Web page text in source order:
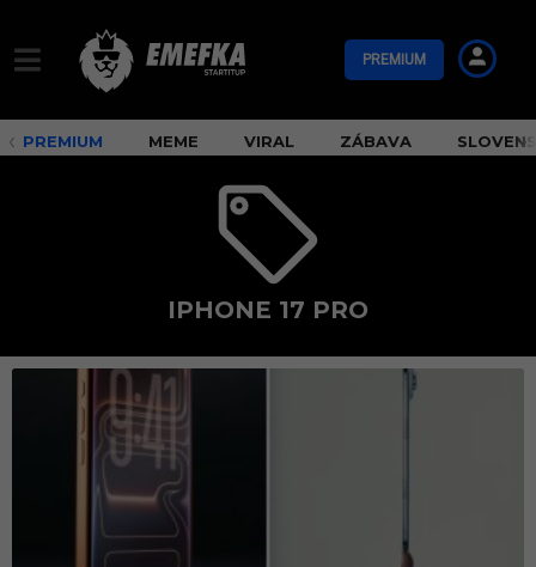
PREMIUM
PREMIUM MEME VIRAL ZÁBAVA
IPHONE 17 PRO